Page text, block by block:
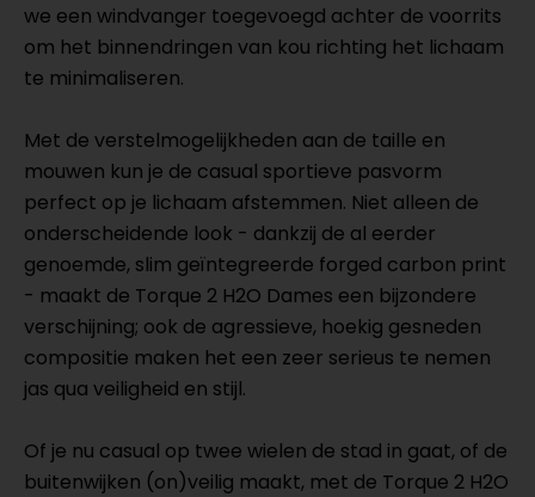
we een windvanger toegevoegd achter de voorrits
om het binnendringen van kou richting het lichaam
te minimaliseren.
Met de verstelmogelijkheden aan de taille en
mouwen kun je de casual sportieve pasvorm
perfect op je lichaam afstemmen. Niet alleen de
onderscheidende look - dankzij de al eerder
genoemde, slim geïntegreerde forged carbon print
- maakt de Torque 2 H2O Dames een bijzondere
verschijning; ook de agressieve, hoekig gesneden
compositie maken het een zeer serieus te nemen
jas qua veiligheid en stijl.
Of je nu casual op twee wielen de stad in gaat, of de
buitenwijken (on)veilig maakt, met de Torque 2 H2O